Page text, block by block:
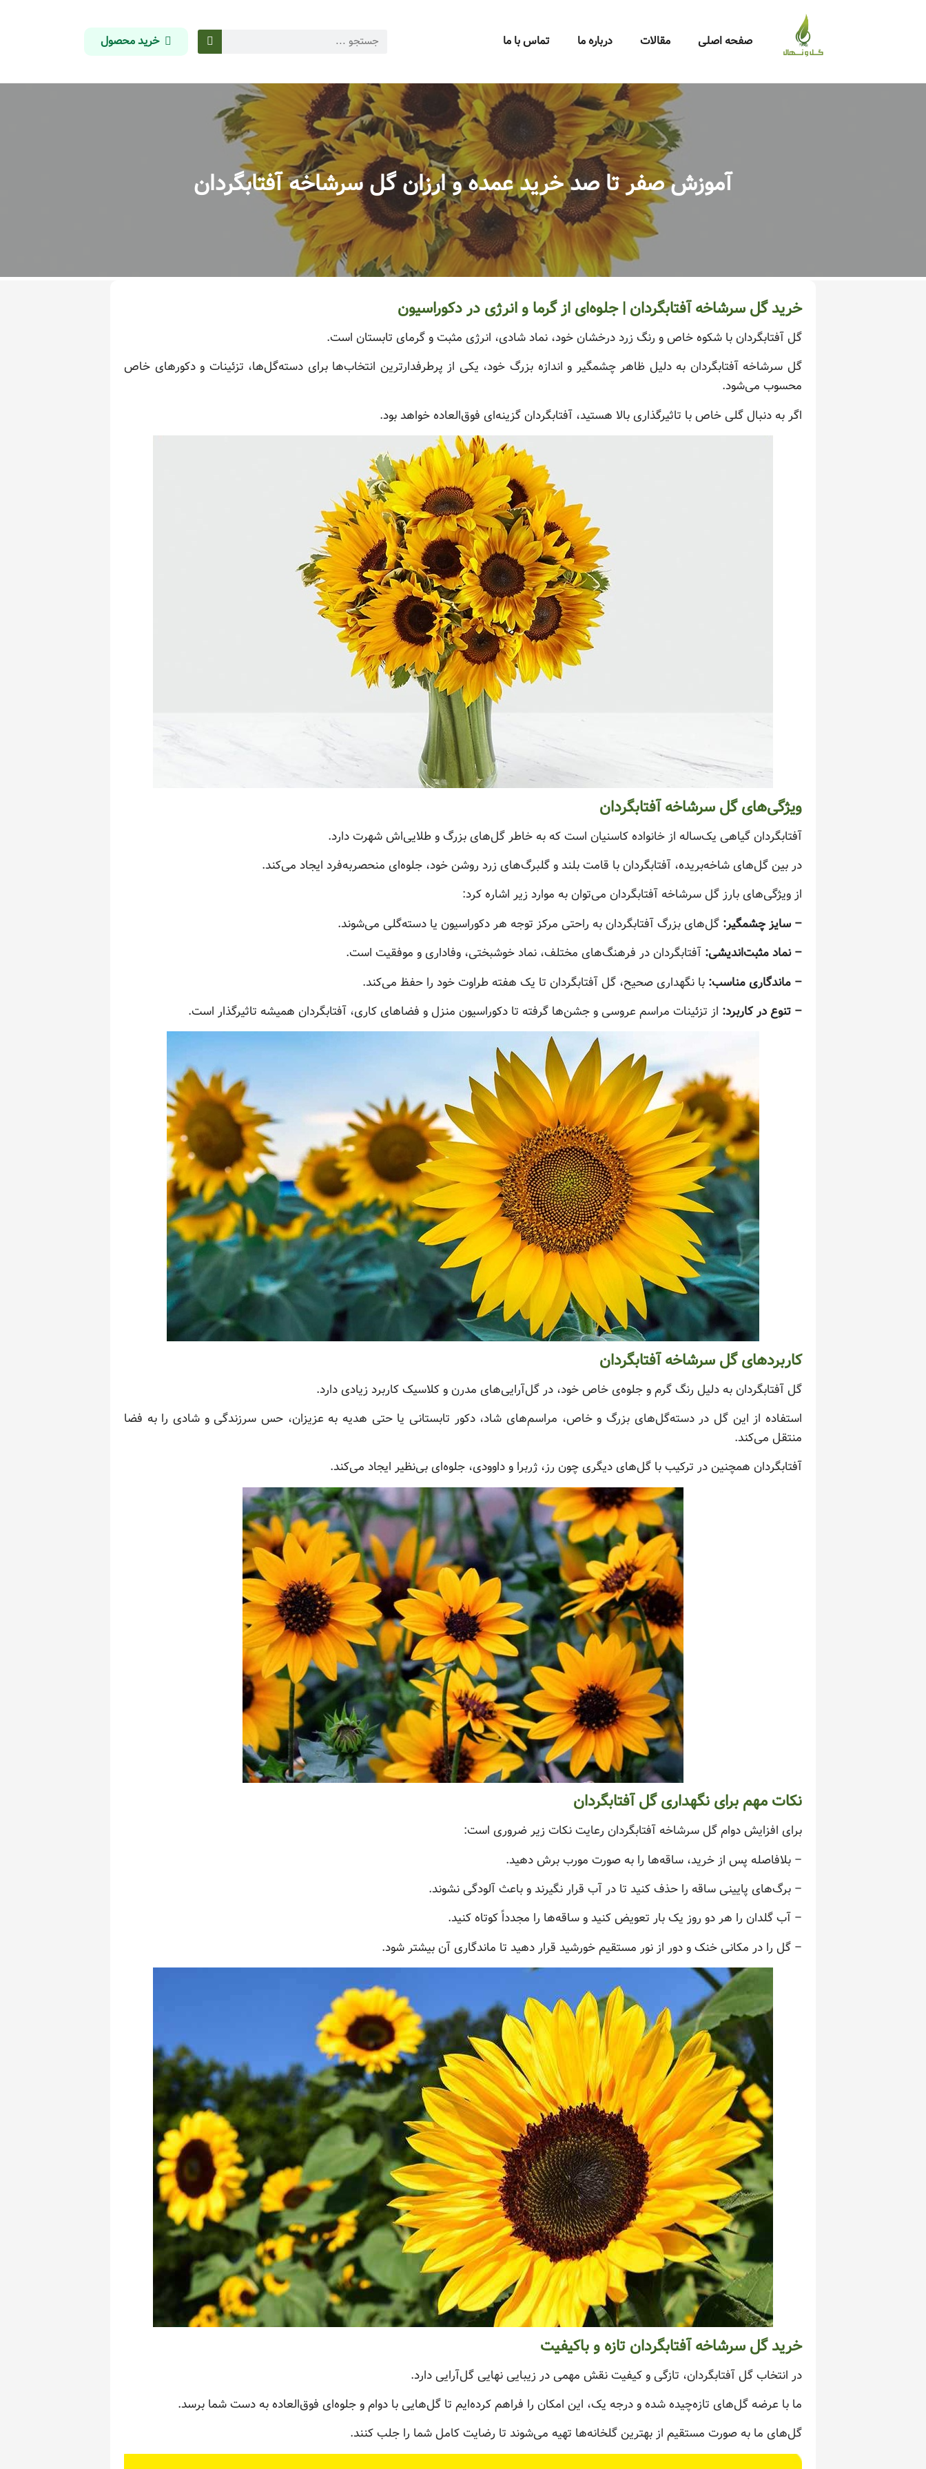
صفحه اصلی مقالات درباره ما تماس با ما خرید محصول
آموزش صفر تا صد خرید عمده و ارزان گل سرشاخه آفتابگردان
خرید گل سرشاخه آفتابگردان | جلوه‌ای از گرما و انرژی در دکوراسیون
گل آفتابگردان با شکوه خاص و رنگ زرد درخشان خود، نماد شادی، انرژی مثبت و گرمای تابستان است.
گل سرشاخه آفتابگردان به دلیل ظاهر چشمگیر و اندازه بزرگ خود، یکی از پرطرفدارترین انتخاب‌ها برای دسته‌گل‌ها، تزئینات و دکورهای خاص
محسوب می‌شود.
اگر به دنبال گلی خاص با تاثیرگذاری بالا هستید، آفتابگردان گزینه‌ای فوق‌العاده خواهد بود.
ویژگی‌های گل سرشاخه آفتابگردان
آفتابگردان گیاهی یک‌ساله از خانواده کاسنیان است که به خاطر گل‌های بزرگ و طلایی‌اش شهرت دارد.
در بین گل‌های شاخه‌بریده، آفتابگردان با قامت بلند و گلبرگ‌های زرد روشن خود، جلوه‌ای منحصربه‌فرد ایجاد می‌کند.
از ویژگی‌های بارز گل سرشاخه آفتابگردان می‌توان به موارد زیر اشاره کرد:
– سایز چشمگیر: گل‌های بزرگ آفتابگردان به راحتی مرکز توجه هر دکوراسیون یا دسته‌گلی می‌شوند.
– نماد مثبت‌اندیشی: آفتابگردان در فرهنگ‌های مختلف، نماد خوشبختی، وفاداری و موفقیت است.
– ماندگاری مناسب: با نگهداری صحیح، گل آفتابگردان تا یک هفته طراوت خود را حفظ می‌کند.
– تنوع در کاربرد: از تزئینات مراسم عروسی و جشن‌ها گرفته تا دکوراسیون منزل و فضاهای کاری، آفتابگردان همیشه تاثیرگذار است.
کاربردهای گل سرشاخه آفتابگردان
گل آفتابگردان به دلیل رنگ گرم و جلوه‌ی خاص خود، در گل‌آرایی‌های مدرن و کلاسیک کاربرد زیادی دارد.
استفاده از این گل در دسته‌گل‌های بزرگ و خاص، مراسم‌های شاد، دکور تابستانی یا حتی هدیه به عزیزان، حس سرزندگی و شادی را به فضا
منتقل می‌کند.
آفتابگردان همچنین در ترکیب با گل‌های دیگری چون رز، ژربرا و داوودی، جلوه‌ای بی‌نظیر ایجاد می‌کند.
نکات مهم برای نگهداری گل آفتابگردان
برای افزایش دوام گل سرشاخه آفتابگردان رعایت نکات زیر ضروری است:
– بلافاصله پس از خرید، ساقه‌ها را به صورت مورب برش دهید.
– برگ‌های پایینی ساقه را حذف کنید تا در آب قرار نگیرند و باعث آلودگی نشوند.
– آب گلدان را هر دو روز یک بار تعویض کنید و ساقه‌ها را مجدداً کوتاه کنید.
– گل را در مکانی خنک و دور از نور مستقیم خورشید قرار دهید تا ماندگاری آن بیشتر شود.
خرید گل سرشاخه آفتابگردان تازه و باکیفیت
در انتخاب گل آفتابگردان، تازگی و کیفیت نقش مهمی در زیبایی نهایی گل‌آرایی دارد.
ما با عرضه گل‌های تازه‌چیده شده و درجه یک، این امکان را فراهم کرده‌ایم تا گل‌هایی با دوام و جلوه‌ای فوق‌العاده به دست شما برسد.
گل‌های ما به صورت مستقیم از بهترین گلخانه‌ها تهیه می‌شوند تا رضایت کامل شما را جلب کنند.